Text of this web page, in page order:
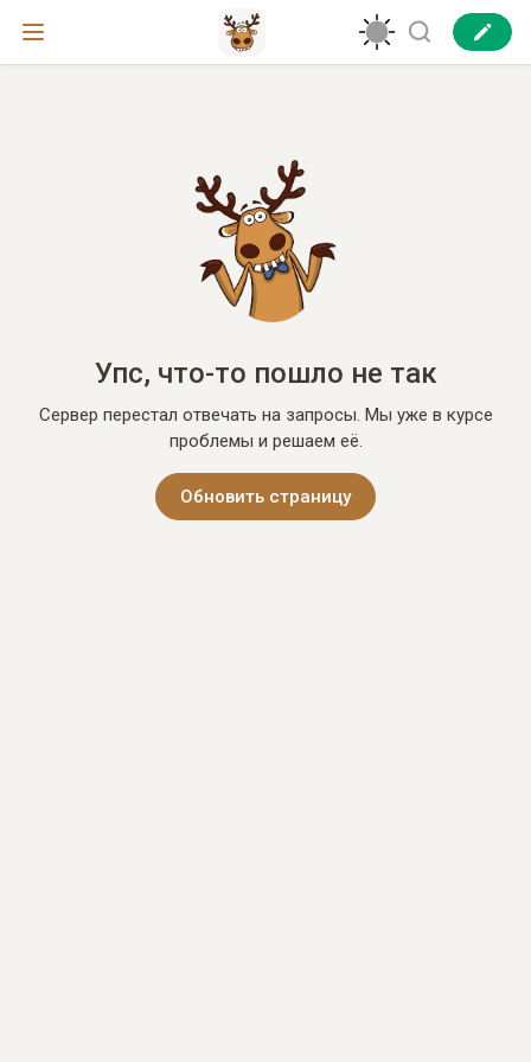
Упс, что-то пошло не так
Сервер перестал отвечать на запросы. Мы уже в курсе
проблемы и решаем её.
Обновить страницу